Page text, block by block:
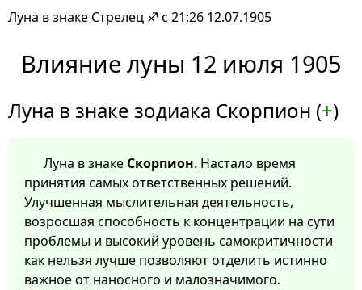
Луна в знаке Стрелец ♐ с 21:26 12.07.1905
Влияние луны 12 июля 1905
Луна в знаке зодиака Скорпион (+)
Луна в знаке Скорпион. Настало время
принятия самых ответственных решений.
Улучшенная мыслительная деятельность,
возросшая способность к концентрации на сути
проблемы и высокий уровень самокритичности
как нельзя лучше позволяют отделить истинно
важное от наносного и малозначимого.